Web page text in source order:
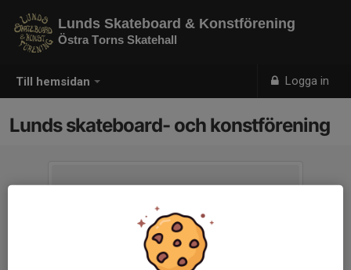
Till hemsidan Logga in
Lunds Skateboard & Konstförening
Östra Torns Skatehall
Lunds skateboard- och konstförening